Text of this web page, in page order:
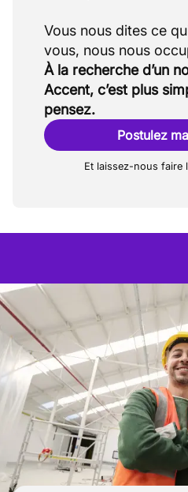
Vous nous dites ce
À la recherche d’un
Accent, c’est plus
pensez.
Postulez
Et laissez-nous faire